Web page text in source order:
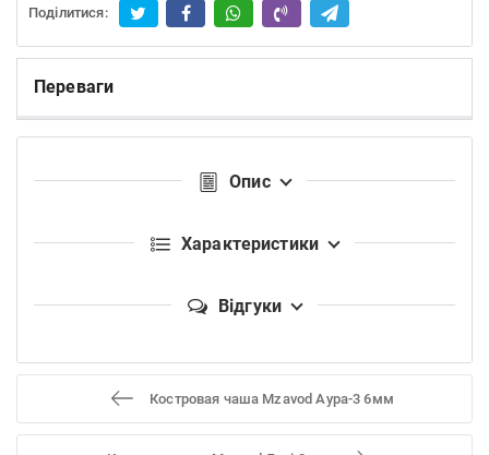
Поділитися:
Переваги
Опис
Характеристики
Відгуки
Костровая чаша Mzavod Аура-3 6мм